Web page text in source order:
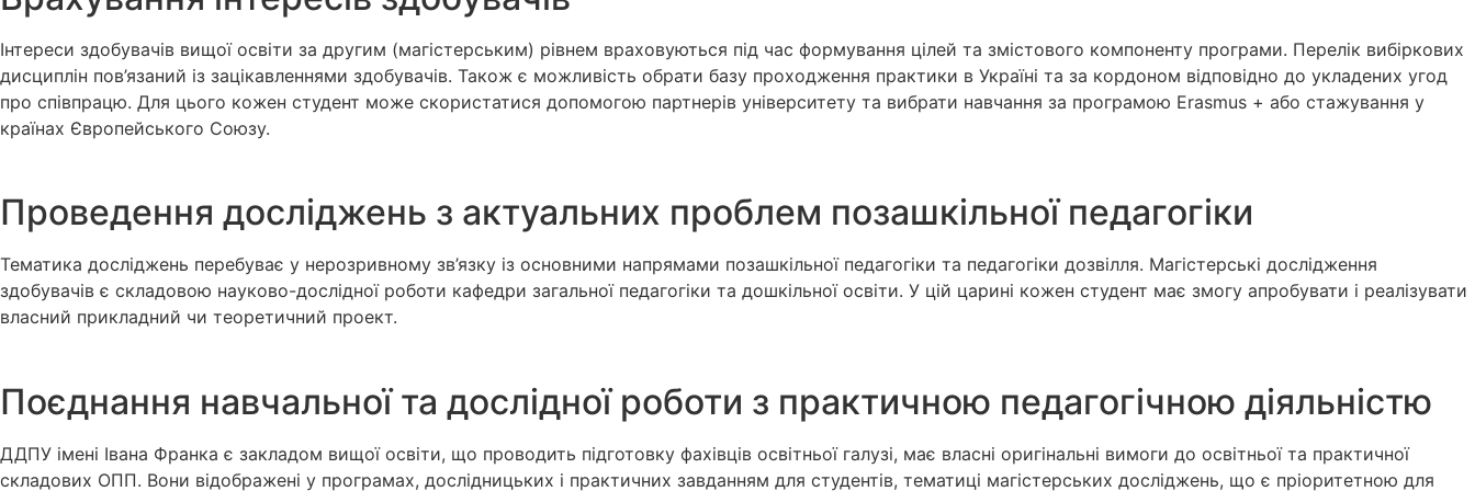
Інтереси здобувачів вищої освіти за другим (магістерським) рівнем враховуються під час формування цілей та змістового компоненту програми. Перелік вибіркових
дисциплін пов’язаний із зацікавленнями здобувачів. Також є можливість обрати базу проходження практики в Україні та за кордоном відповідно до укладених угод
про співпрацю. Для цього кожен студент може скористатися допомогою партнерів університету та вибрати навчання за програмою Erasmus + або стажування у
країнах Європейського Союзу.
Проведення досліджень з актуальних проблем позашкільної педагогіки
Тематика досліджень перебуває у нерозривному зв’язку із основними напрямами позашкільної педагогіки та педагогіки дозвілля. Магістерські дослідження
здобувачів є складовою науково-дослідної роботи кафедри загальної педагогіки та дошкільної освіти. У цій царині кожен студент має змогу апробувати і реалізувати
власний прикладний чи теоретичний проект.
Поєднання навчальної та дослідної роботи з практичною педагогічною діяльністю
ДДПУ імені Івана Франка є закладом вищої освіти, що проводить підготовку фахівців освітньої галузі, має власні оригінальні вимоги до освітньої та практичної
складових ОПП. Вони відображені у програмах, дослідницьких і практичних завданням для студентів, тематиці магістерських досліджень, що є пріоритетною для